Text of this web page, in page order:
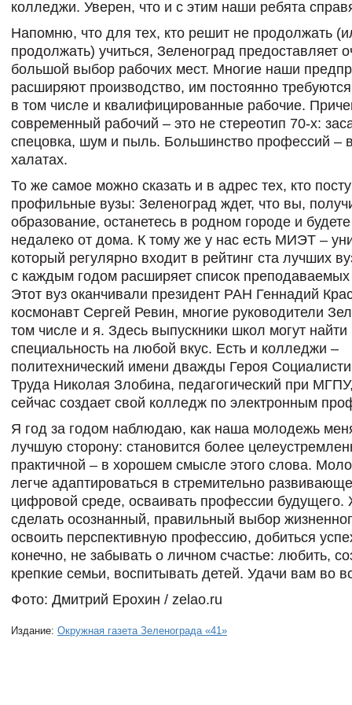
колледжи. Уверен, что и с этим наши ребята
Напомню, что для тех, кто решит не продолжать
продолжать) учиться, Зеленоград предоставляет
большой выбор рабочих мест. Многие наши
расширяют производство, им постоянно
в том числе и квалифицированные рабочие.
современный рабочий – это не стереотип 70-х:
спецовка, шум и пыль. Большинство профессий –
халатах.
То же самое можно сказать и в адрес тех, кто
профильные вузы: Зеленоград ждет, что вы,
образование, останетесь в родном городе и будете
недалеко от дома. К тому же у нас есть МИЭТ –
который регулярно входит в рейтинг ста лучших
с каждым годом расширяет список
Этот вуз оканчивали президент РАН Геннадий
космонавт Сергей Ревин, многие руководители
том числе и я. Здесь выпускники школ могут найти
специальность на любой вкус. Есть и колледжи –
политехнический имени дважды Героя
Труда Николая Злобина, педагогический при
сейчас создает свой колледж по электронным
Я год за годом наблюдаю, как наша молодежь
лучшую сторону: становится более
практичной – в хорошем смысле этого слова.
легче адаптироваться в стремительно
цифровой среде, осваивать профессии
сделать осознанный, правильный выбор
освоить перспективную профессию, добиться
конечно, не забывать о личном счастье: любить,
крепкие семьи, воспитывать детей. Удачи вам во
Фото: Дмитрий Ерохин / zelao.ru
Издание: Окружная газета Зеленограда «41»